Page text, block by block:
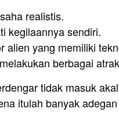
realistis.
kegilaannya sendiri.
alien yang memiliki
berbagai
tidak masuk
itulah banyak